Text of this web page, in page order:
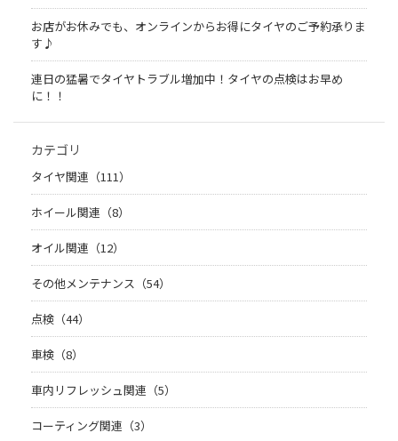
お店がお休みでも、オンラインからお得にタイヤのご予約承りま
す♪
連日の猛暑でタイヤトラブル増加中！タイヤの点検はお早め
に！！
カテゴリ
タイヤ関連（111）
ホイール関連（8）
オイル関連（12）
その他メンテナンス（54）
点検（44）
車検（8）
車内リフレッシュ関連（5）
コーティング関連（3）